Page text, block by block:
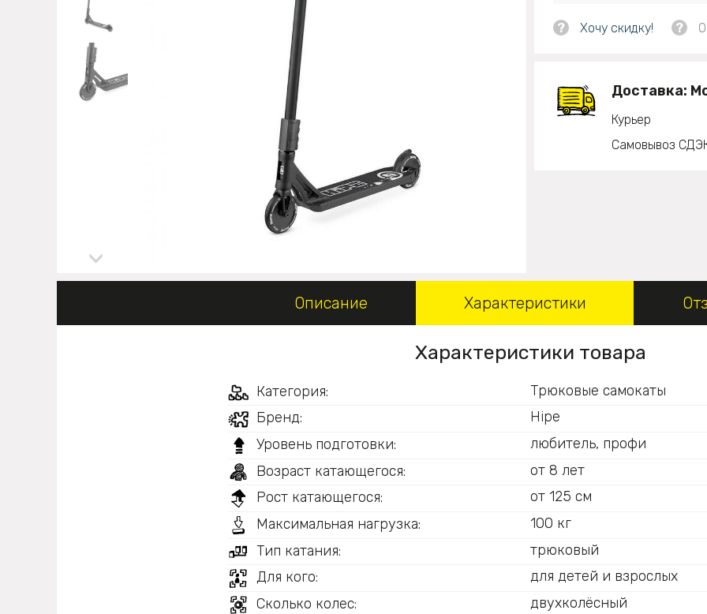
? Хочу скидку! ?
Доставка:
Курьер
Самовывоз
Описание Характеристики
Характеристики товара
Категория:
Трюковые самокаты
Бренд:
Hipe
Уровень подготовки:
любитель, профи
Возраст катающегося:
от 8 лет
Рост катающегося:
от 125 см
Максимальная нагрузка:
100 кг
Тип катания:
трюковый
Для кого:
для детей и взрослых
Сколько колес:
двухколёсный